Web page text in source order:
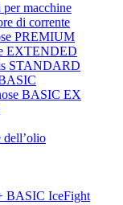
macchine
di corrente
PREMIUM
EXTENDED
STANDARD
BASIC EX
dell’olio
BASIC IceFight